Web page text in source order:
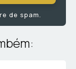
de spam.